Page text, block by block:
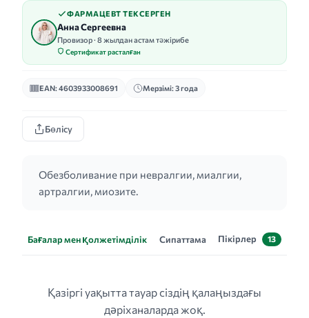
ФАРМАЦЕВТ ТЕКСЕРГЕН
Анна Сергеевна
Провизор · 8 жылдан астам тәжірибе
Сертификат расталған
EAN: 4603933008691 Мерзімі: 3 года
Бөлісу
Обезболивание при невралгии, миалгии,
артралгии, миозите.
Бағалар мен қолжетімділік Сипаттама Пікірлер 13
Қазіргі уақытта тауар сіздің қалаңыздағы
дәріханаларда жоқ.